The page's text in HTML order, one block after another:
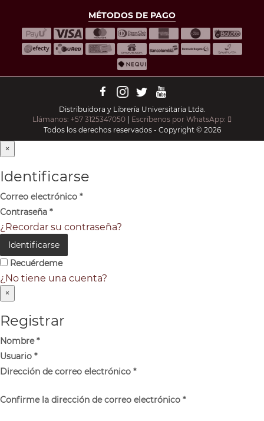
MÉTODOS DE PAGO
Distribuidora y Librería Universitaria Ltda.
Llámanos: +57 3125347050
Escríbenos por WhatsApp:
Todos los derechos reservados - Copyright © 2026
×
Identificarse
Correo electrónico *
Contraseña *
¿Recordar su contraseña?
Identificarse
Recuérdeme
¿No tiene una cuenta?
×
Registrar
Nombre*
Usuario *
Dirección de correo electrónico *
Confirme la dirección de correo electrónico *